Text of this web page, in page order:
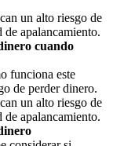
un alto riesgo de
apalancamiento.
cuando
funciona este
de perder dinero.
un alto riesgo de
apalancamiento.